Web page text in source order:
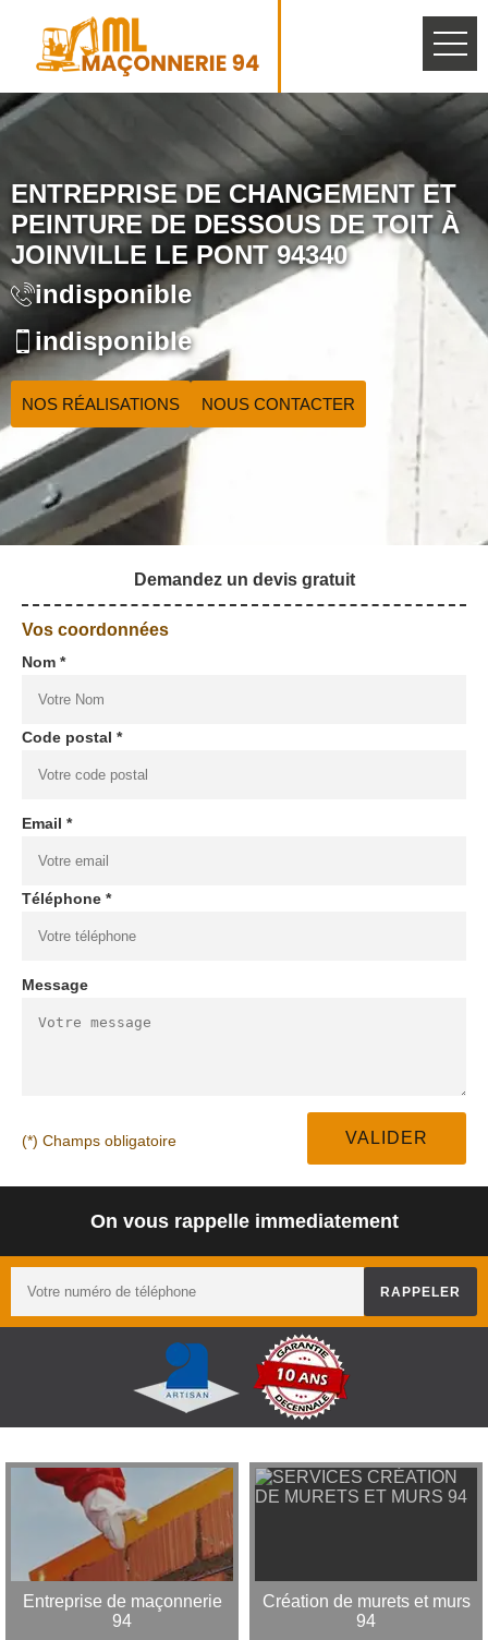
ENTREPRISE DE CHANGEMENT ET
PEINTURE DE DESSOUS DE TOIT À
JOINVILLE LE PONT 94340
indisponible
indisponible
NOS RÉALISATIONS NOUS CONTACTER
Demandez un devis gratuit
Vos coordonnées
Nom *
Code postal *
Email *
Téléphone *
Message
(*) Champs obligatoire
On vous rappelle immediatement
Entreprise de maçonnerie
94
Création de murets et murs
94